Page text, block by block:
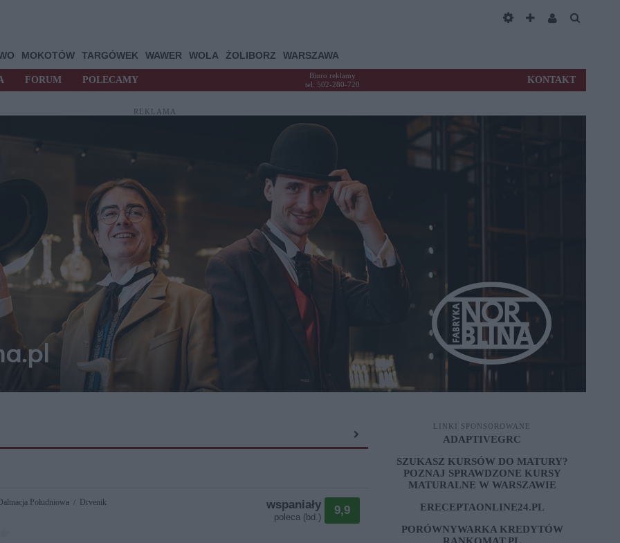
MOKOTÓW TARGÓWEK WAWER WOLA ŻOLIBORZ WARSZAWA
FORUM POLECAMY
Biuro reklamy
tel. 502-280-720
KONTAKT
REKLAMA
Południowa / Drvenik wspaniały
poleca (bd.)
9,9
LINKI SPONSOROWANE
ADAPTIVEGRC
SZUKASZ KURSÓW DO MATURY?
POZNAJ SPRAWDZONE KURSY
MATURALNE W WARSZAWIE
ERECEPTAONLINE24.PL
PORÓWNYWARKA KREDYTÓW